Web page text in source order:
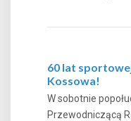
60 lat sportowej
Kossowa!
W sobotnie
Przewodniczącą